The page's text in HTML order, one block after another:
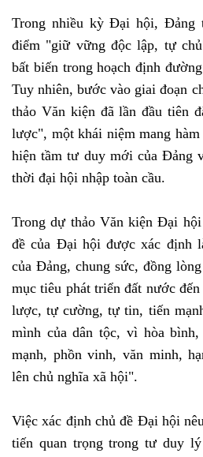
Trong nhiều kỳ Đại hội, Đảng
điểm "giữ vững độc lập, tự
bất biến trong hoạch định
Tuy nhiên, bước vào giai đoạn
thảo Văn kiện đã lần đầu tiên
lược", một khái niệm mang
hiện tầm tư duy mới của Đảng
thời đại hội nhập toàn cầu.
Trong dự thảo Văn kiện Đại
đề của Đại hội được xác định
của Đảng, chung sức, đồng
mục tiêu phát triển đất nước
lược, tự cường, tự tin, tiến
mình của dân tộc, vì hòa
mạnh, phồn vinh, văn minh,
lên chủ nghĩa xã hội".
Việc xác định chủ đề Đại hội
tiến quan trọng trong tư duy